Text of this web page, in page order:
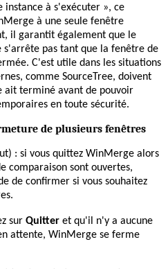
instance à s'exécuter », ce
à une seule fenêtre
il garantit également que le
s'arrête pas tant que la fenêtre de
C'est utile dans les situations
comme SourceTree, doivent
ait terminé avant de pouvoir
en toute sécurité.
de plusieurs fenêtres
: si vous quittez WinMerge alors
comparaison sont ouvertes,
de confirmer si vous souhaitez
sur Quitter et qu'il n'y a aucune
attente, WinMerge se ferme